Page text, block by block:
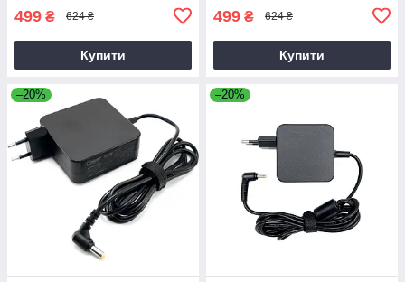
499 ₴ 624 ₴
Купити
499 ₴ 624 ₴
Купити
–20% –20%